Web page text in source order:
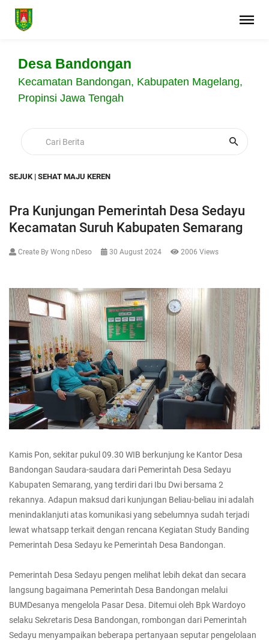
Desa Bandongan
Kecamatan Bandongan, Kabupaten Magelang,
Propinsi Jawa Tengah
SEJUK | SEHAT MAJU KEREN
Pra Kunjungan Pemerintah Desa Sedayu
Kecamatan Suruh Kabupaten Semarang
Create By Wong nDeso 30 August 2024 2006 Views
Kamis Pon, sekitar pukul 09.30 WIB berkunjung ke Kantor Desa
Bandongan Saudara-saudara dari Pemerintah Desa Sedayu
Kabupaten Semarang, yang terdiri dari Ibu Dwi bersama 2
rekannya. Adapun maksud dari kunjungan Beliau-beliau ini adalah
menindaklanjuti atas komunikasi yang sebelumnya sudah terjadi
lewat whatsapp terkait dengan rencana Kegiatan Study Banding
Pemerintah Desa Sedayu ke Pemerintah Desa Bandongan.
Pemerintah Desa Sedayu pengen melihat lebih dekat dan secara
langsung bagaimana Pemerintah Desa Bandongan melalui
BUMDesanya mengelola Pasar Desa. Ditemui oleh Bpk Wardoyo
selaku Sekretaris Desa Bandongan, rombongan dari Pemerintah
Sedayu menyampaikan beberapa pertanyaan seputar pengelolaan